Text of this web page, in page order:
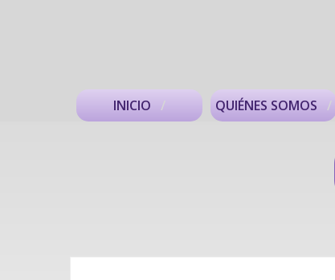
INICIO QUIÉNES SOMOS